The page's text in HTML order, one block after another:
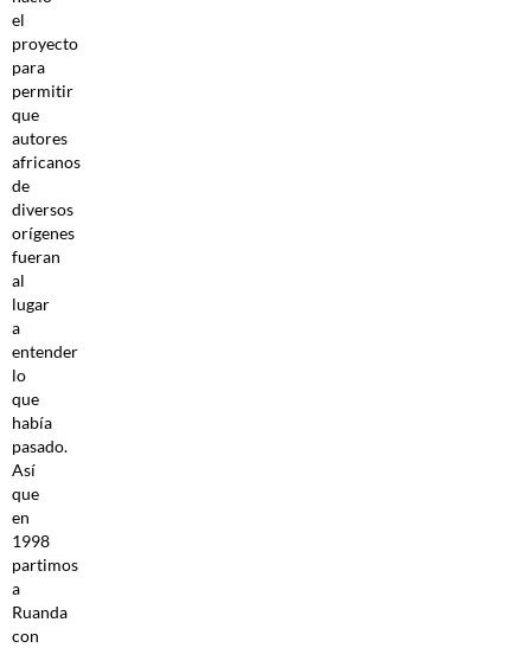
el
proyecto
para
permitir
que
autores
africanos
de
diversos
orígenes
fueran
al
lugar
a
entender
lo
que
había
pasado.
Así
que
en
1998
partimos
a
Ruanda
con